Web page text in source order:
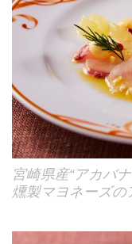
宮崎県産“アカバ
燻製マヨネーズの